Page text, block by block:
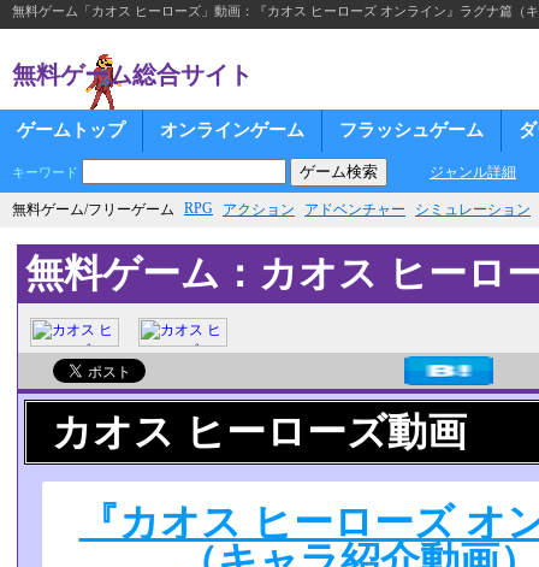
無料ゲーム「カオス ヒーローズ」動画：『カオス ヒーローズ オンライン』ラグナ篇（
無料ゲーム総合サイト
ゲームトップ オンラインゲーム フラッシュゲーム
キーワード ジャンル詳細
無料ゲーム/フリーゲーム RPG アクション アドベンチャー シミュレーション
無料ゲーム：カオス ヒーロ
カオス ヒーローズ動画
『カオス ヒーローズ オ